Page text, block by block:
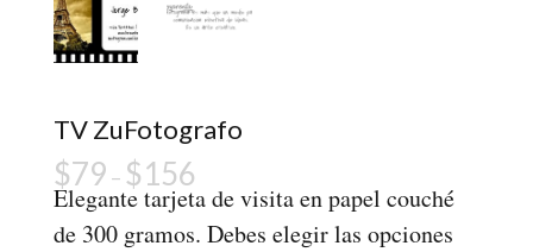
TV ZuFotografo
$79 – $156
Elegante tarjeta de visita en papel couché
de 300 gramos. Debes elegir las opciones